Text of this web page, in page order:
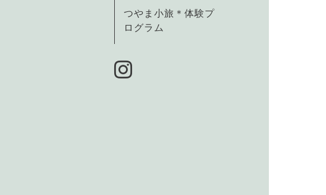
つやま小旅＊体験プ
ログラム